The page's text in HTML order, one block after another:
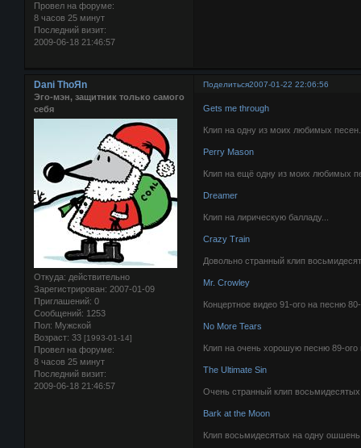
Провел на форуме:
8 часов 25 минут
Последний визит:
2009-06-18 21:46:57
Поделиться2007-01-22 22:06:56
Dani ThoЯn
Эго-мэн, защитник только самого
себя
Откуда: действительно
Зарегистрирован: 2007-01-09
Приглашений: 0
Сообщений: 1253
Пол: Мужской
Возраст: 33 [1993-01-14]
Провел на форуме:
8 часов 25 минут
Последний визит:
2009-06-18 21:46:57
Gets me through
Клип на одну из моих любимых
Perry Mason
Клип на ещё одну из моих любимых
Dreamer
Клип на лирическую балладу...
Crazy Train
Довольно странный клип
Mr. Crowley
Концертное видео 91-ого на песню
No More Tears
Клип на очень хорошую песню 89-ого
The Ultimate Sin
Очень странный клип
Bark at the Moon
Клип восьмидесятых на одну